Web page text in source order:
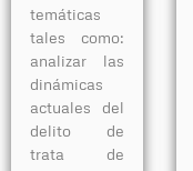
temáticas
tales como:
analizar las
dinámicas
actuales del
delito de
trata de